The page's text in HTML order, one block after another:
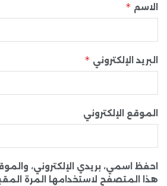
الاسم *
البريد الإلكتروني *
الموقع الإلكتروني
احفظ اسمي، بريدي الإلكتروني،
هذا المتصفح لاستخدامها المرة